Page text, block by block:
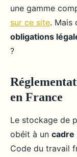
une gamme
sur ce site. Mais
obligations
?
en France
Le stockage de
obéit à un cadre
Code du travail